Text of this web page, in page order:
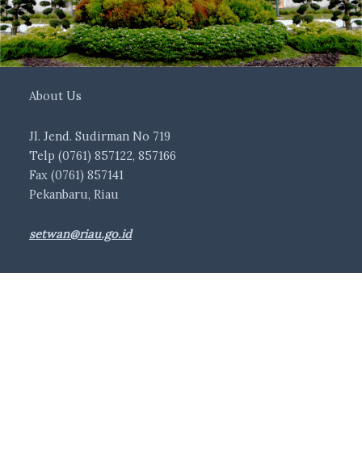
About Us
Jl. Jend. Sudirman No 719
Telp (0761) 857122, 857166
Fax (0761) 857141
Pekanbaru, Riau
setwan@riau.go.id